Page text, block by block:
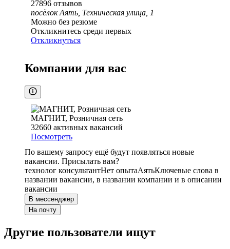
27896 отзывов
посёлок Аять, Техническая улица, 1
Можно без резюме
Откликнитесь среди первых
Откликнуться
Компании для вас
МАГНИТ, Розничная сеть
32660 активных вакансий
Посмотреть
По вашему запросу ещё будут появляться новые
вакансии. Присылать вам?
технолог консультантНет опытаАятьКлючевые слова в
названии вакансии, в названии компании и в описании
вакансии
В мессенджер
На почту
Другие пользователи ищут